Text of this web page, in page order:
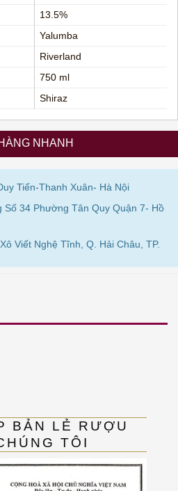
13.5%
Yalumba
Riverland
750 ml
Shiraz
NHANH
Tiến-Thanh Xuân- Hà Nội
Số 34 Phường Tân Quy Quận 7- Hồ
Viết Nghệ Tĩnh, Q. Hải Châu, TP.
BẢN LẺ RƯỢU
TÔI